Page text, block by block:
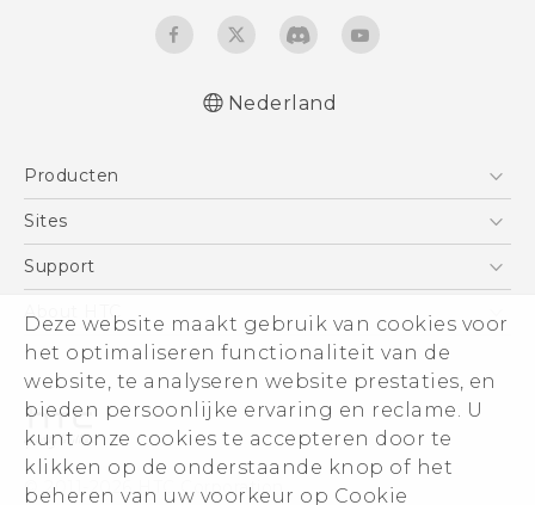
Deze website maakt gebruik van cookies voor
het optimaliseren functionaliteit van de
website, te analyseren website prestaties, en
bieden persoonlijke ervaring en reclame. U
kunt onze cookies te accepteren door te
klikken op de onderstaande knop of het
beheren van uw voorkeur op Cookie
Nederlands - Gebruikershandleiding
wettelijke voorschriften
Deutsch - Informationen zur Sicherheit und
behördliche Bestimmungen
English - Quick start guide
English - User manual
English - Safety and regulatory guide
Nederland
Producten
Telefoons
Vive
Accessoires
Sites
HTC Vive
Aan de slag
Support
Support voor eCommerce
About HTC
ESG
Informatie over het bedrijf
Voor beleggers (engels)
Cookie Preferences
© 2011-2026 HTC Corporation